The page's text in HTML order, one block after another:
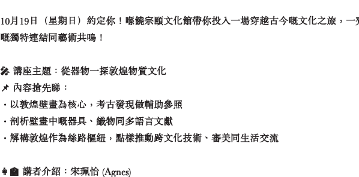
10月19日（星期日）約定你！喺饒宗頤文化館帶你投入一場穿越古今嘅文化之旅，
嘅獨特連結同藝術共鳴！
🎤 講座主題：從器物一探敦煌物質文化
📌 內容搶先睇：
・以敦煌壁畫為核心，考古發現做輔助參照
・剖析壁畫中嘅器具、織物同多語言文獻
・解構敦煌作為絲路樞紐，點樣推動跨文化技術、審美同生活交流
👩🏫 講者介紹：宋珮怡 (Agnes)